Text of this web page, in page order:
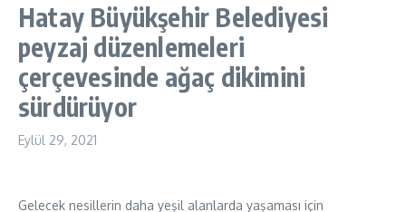
Hatay Büyükşehir Belediyesi
peyzaj düzenlemeleri
çerçevesinde ağaç dikimini
sürdürüyor
Eylül 29, 2021
Gelecek nesillerin daha yeşil alanlarda yaşaması için